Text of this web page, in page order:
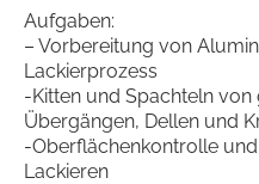
Aufgaben:
– Vorbereitung von
Lackierprozess
-Kitten und Spachteln
Übergängen, Dellen und
-Oberflächenkontrolle
Lackieren